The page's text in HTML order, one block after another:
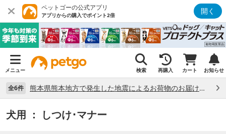
ペットゴーの公式アプリ
アプリからの購入でポイント2倍 開く
メニュー 検索 再購入 カート お知らせ
全6件 熊本県熊本地方で発生した地震によるお荷物のお届け状況について （7/28）
犬用 ： しつけ･マナー